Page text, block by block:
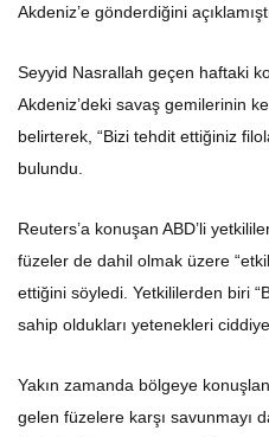
Akdeniz’e gönderdiğini
Seyyid Nasrallah geçen haftaki
Akdeniz’deki savaş gemilerinin
belirterek, “Bizi tehdit ettiğiniz
bulundu.
Reuters’a konuşan ABD’li
füzeler de dahil olmak üzere
ettiğini söyledi. Yetkililerden biri
sahip oldukları yetenekleri ciddiye
Yakın zamanda bölgeye
gelen füzelere karşı savunmayı